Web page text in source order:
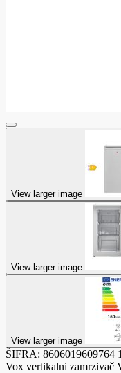
View larger image
View larger image
View larger image
ŠIFRA: 8606019609764
Vox vertikalni zamrzivač